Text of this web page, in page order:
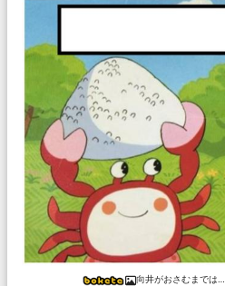
向井がおさむまでは…